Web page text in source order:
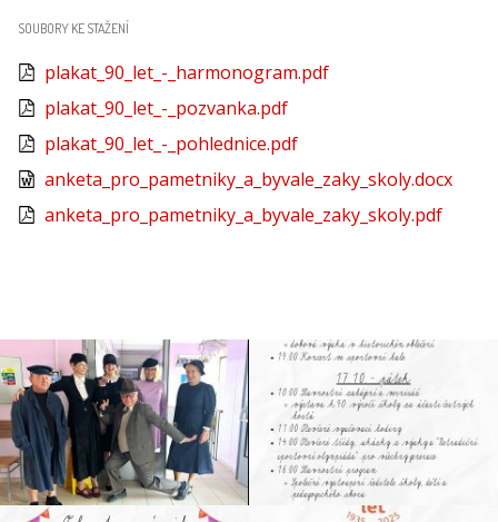
SOUBORY KE STAŽENÍ
plakat_90_let_-_harmonogram.pdf
plakat_90_let_-_pozvanka.pdf
plakat_90_let_-_pohlednice.pdf
anketa_pro_pametniky_a_byvale_zaky_skoly.docx
anketa_pro_pametniky_a_byvale_zaky_skoly.pdf